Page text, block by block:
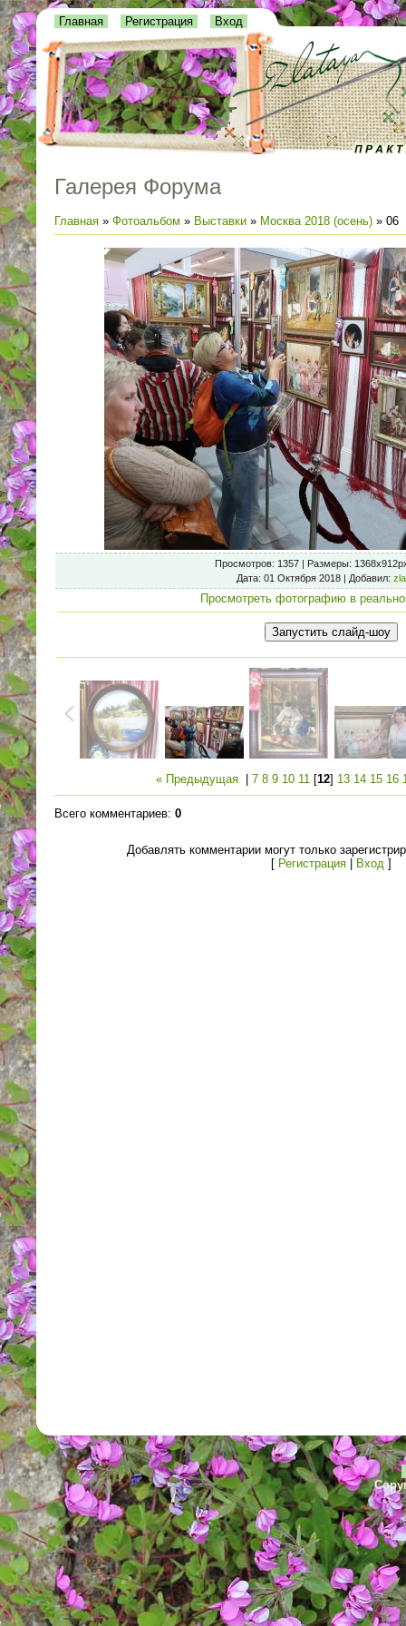
Главная Регистрация Вход
Галерея Форума
Главная » Фотоальбом » Выставки » Москва 2018 (осень) » 06
Просмотров: 1357 | Размеры:
Дата: 01 Октября 2018 | Добавил:
Просмотреть фотографию в
« Предыдущая 7 8 9 10 11 [12] 13 14 15 16
Всего комментариев: 0
Добавлять комментарии могут только
[ Регистрация| Вход ]